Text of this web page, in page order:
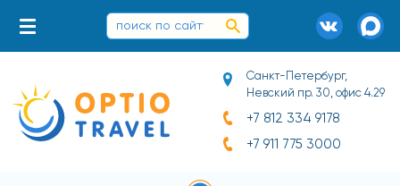
Санкт-Петербург,
Невский пр. 30, офис 4.29
+7 812 334 9178
+7 911 775 3000